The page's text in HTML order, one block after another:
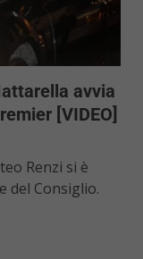
avvia
[VIDEO]
Renzi si è
del Consiglio.